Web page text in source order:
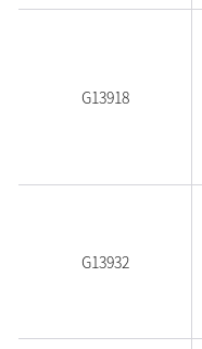
G13918
G13932